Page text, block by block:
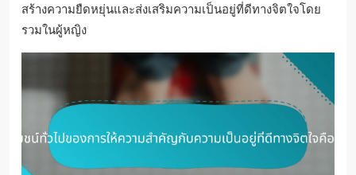
สร้างความยืดหยุ่นและส่งเสริมความเป็นอยู่ที่ดีทางจิตใจโดย
รวมในผู้หญิง